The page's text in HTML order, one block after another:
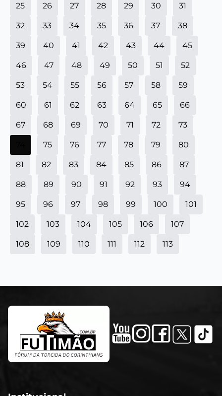
25 26 27 28 29 30 31
32 33 34 35 36 37 38
39 40 41 42 43 44 45
46 47 48 49 50 51 52
53 54 55 56 57 58 59
60 61 62 63 64 65 66
67 68 69 70 71 72 73
75 76 77 78 79 80
81 82 83 84 85 86 87
88 89 90 91 92 93 94
95 96 97 98 99 100 101
102 103 104 105 106 107
108 109 110 111 112 113